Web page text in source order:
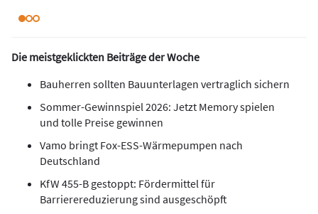
Die meistgeklickten Beiträge der Woche
Bauherren sollten Bauunterlagen vertraglich sichern
Sommer-Gewinnspiel 2026: Jetzt Memory spielen
und tolle Preise gewinnen
Vamo bringt Fox-ESS-Wärmepumpen nach
Deutschland
KfW 455-B gestoppt: Fördermittel für
Barrierereduzierung sind ausgeschöpft